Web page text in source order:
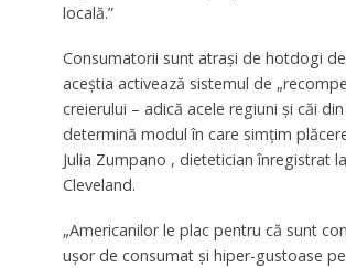
locală.”
Consumatorii sunt atrași de hotdogi
aceștia activează sistemul de
creierului – adică acele regiuni și căi
determină modul în care simțim
Julia Zumpano , dietetician înregistrat
Cleveland.
„Americanilor le plac pentru că sunt
ușor de consumat și hiper-gustoase